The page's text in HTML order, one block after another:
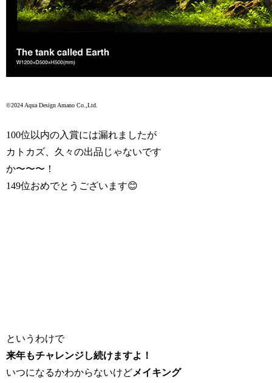
©2024 Aqua Design Amano Co.,Ltd.
100位以内の入賞には漏れましたが
カトカズ、久々の出品じゃないです
か〜〜〜！
149位おめでとうございます😊
というわけで
来年もチャレンジし続けますよ！
いつになるかわからないけどメイキング